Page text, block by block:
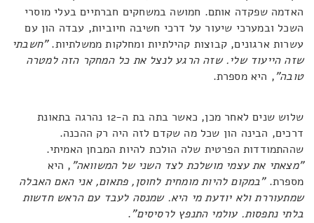
האדמה שפקדה אותם. חמושה במשחקים חברתיים בעלי מוסרי
השכל ובמערכי שיעור על דרכי חשיבה חיוביות, עבדה הון עם
עשרות ארגונים, קבוצות קהילתיות ומחלקות ממשלתיות."חשבתי
שזה הייעוד שלי. שזה הרגע לנצל את כל המחקר הזה למטרה
טובה", היא מספרת.
שלוש שנים לאחר מכן, כאשר בתה בת ה-12 נהרגה בתאונת
דרכים, הבינה הון שכל מה שקדם לזה היה רק ההכנה.
שההתמודדות הפרטית שלה הולכת להיות המבחן האמיתי.
"מצאתי את עצמי מושלכת לצד השני של המשוואה", היא
מספרת."במקום להיות מומחית לחוסן, פתאום, אני האם האבלה
שמתעוררת ולא יודעת מי היא. שמנסה לעבד עם הראש חדשות
בלתי נתפסות. עולמי התנפץ לרסיסים".